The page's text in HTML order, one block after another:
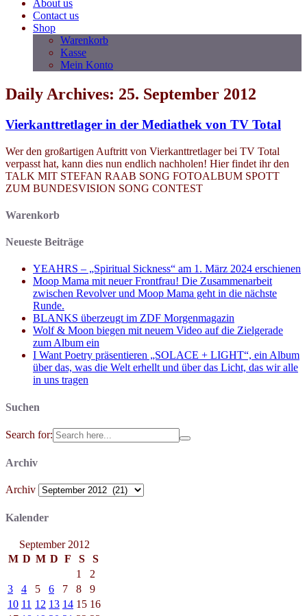
About us
Contact us
Shop
Warenkorb
Kasse
Mein Konto
Daily Archives: 25. September 2012
Vierkanttretlager in der Mediathek von TV Total
Wer den großartigen Auftritt von Vierkanttretlager bei TV Total
verpasst hat, kann dies nun endlich nachholen! Hier findet ihr den
TALK MIT STEFAN RAAB SONG FOTOALBUM SPOTT
ZUM BUNDESVISION SONG CONTEST
Warenkorb
Neueste Beiträge
YEAHRS – „Spiritual Sickness“ am 1. März 2024 erschienen
Moop Mama mit neuer Frontfrau! Die Zusammenarbeit
zwischen Revolver und Moop Mama geht in die nächste
Runde.
BLANKS überzeugt im ZDF Morgenmagazin
Wolf & Moon biegen mit neuem Video auf die Zielgerade
zum Album ein
I Want Poetry präsentieren „SOLACE + LIGHT“, ein Album
über das, was die Welt erhellt und über das Licht, das wir alle
in uns tragen
Suchen
Search for:
Archiv
Archiv
Kalender
September 2012
M D M D F S
S
1
2
3
4 5 6 7 8
9
10 11 12 13 14 15 16